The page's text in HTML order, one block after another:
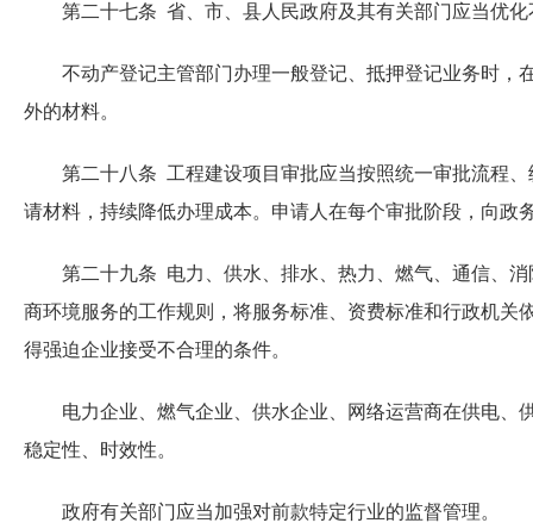
第二十七条 省、市、县人民政府及其有关部门应当优化
不动产登记主管部门办理一般登记、抵押登记业务时，
外的材料。
第二十八条 工程建设项目审批应当按照统一审批流程、
请材料，持续降低办理成本。申请人在每个审批阶段，向
第二十九条 电力、供水、排水、热力、燃气、通信、消
商环境服务的工作规则，将服务标准、资费标准和行政机
得强迫企业接受不合理的条件。
电力企业、燃气企业、供水企业、网络运营商在供电、
稳定性、时效性。
政府有关部门应当加强对前款特定行业的监督管理。